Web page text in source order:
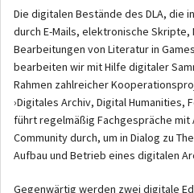
Die digitalen Bestände des DLA, die
durch E-Mails, elektronische
Bearbeitungen von Literatur in
bearbeiten wir mit Hilfe digitaler
Rahmen zahlreicher
›Digitales Archiv, Digital Humanities,
führt regelmäßig Fachgespräche mit
Community durch, um in Dialog zu
Aufbau und Betrieb eines digitalen
Gegenwärtig werden zwei digitale